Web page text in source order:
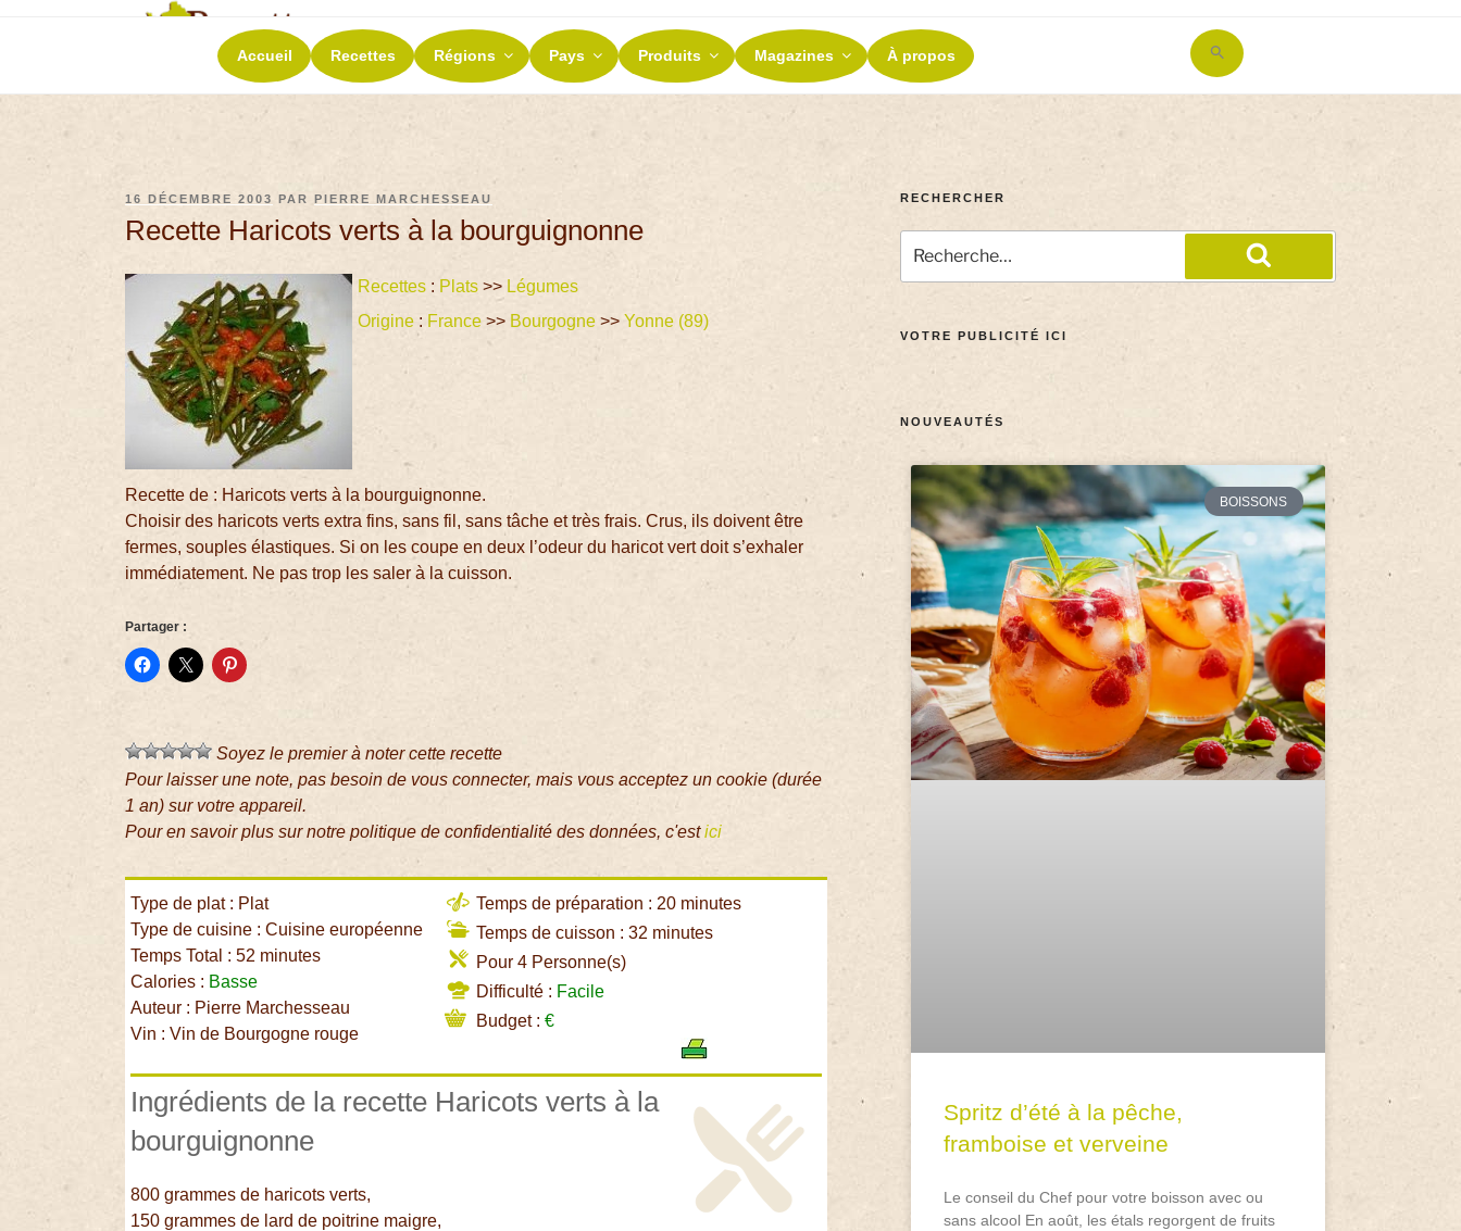
RECETTES ET TERROIRS
La richesse de nos terroirs
Accueil Recettes Régions Pays Produits Magazines À propos
Search
for:
16 DÉCEMBRE 2003 PARPIERRE MARCHESSEAU
Recette Haricots verts à la bourguignonne
Recettes : Plats >> Légumes
Origine : France >> Bourgogne >>Yonne (89)
Recette de : Haricots verts à la bourguignonne.
Choisir des haricots verts extra fins, sans fil, sans tâche et très frais. Crus, ils doivent être
fermes, souples élastiques. Si on les coupe en deux l’odeur du haricot vert doit s’exhaler
immédiatement. Ne pas trop les saler à la cuisson.
Partager :
Soyez le premier à noter cette recette
Pour laisser une note, pas besoin de vous connecter, mais vous acceptez un cookie (durée
1 an) sur votre appareil.
Pour en savoir plus sur notre politique de confidentialité des données, c'estici
Type de plat : Plat
Type de cuisine : Cuisine européenne
Temps Total : 52 minutes
Calories : Basse
Auteur : Pierre Marchesseau
Vin : Vin de Bourgogne rouge
Temps de préparation : 20 minutes
Temps de cuisson : 32 minutes
Pour 4 Personne(s)
Difficulté : Facile
Budget :€
Ingrédients de la recette Haricots verts à la
bourguignonne
800 grammes de haricots verts,
150 grammes de lard de poitrine maigre,
RECHERCHER
VOTRE PUBLICITÉ ICI
NOUVEAUTÉS
BOISSONS
Spritz d’été à la pêche,
framboise et verveine
Le conseil du Chef pour votre boisson avec ou
sans alcool En août, les étals regorgent de fruits